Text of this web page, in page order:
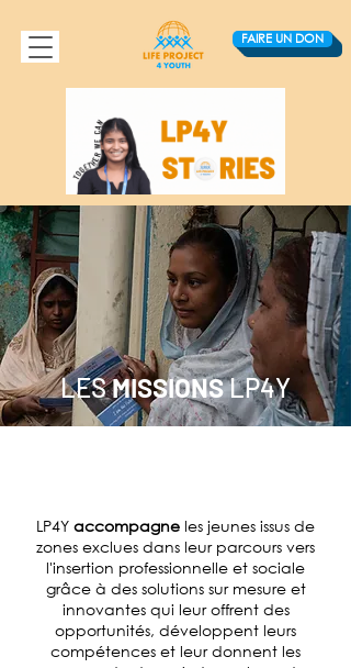
FAIRE UN DON
LESMISSIONSLP4Y
LP4Y accompagne les jeunes issus de
zones exclues dans leur parcours vers
l'insertion professionnelle et sociale
grâce à des solutions sur mesure et
innovantes qui leur offrent des
opportunités, développent leurs
compétences et leur donnent les